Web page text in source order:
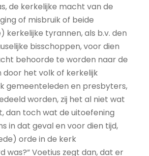
de kerkelijke macht van de
of misbruik of beide
kerkelijke tyrannen, als b.v. den
bisschoppen, voor dien
behoorde te worden naar de
door het volk of kerkelijk
gemeenteleden en presbyters,
worden, zij het al niet wat
dan toch wat de uitoefening
in dat geval en voor dien tijd,
orde in de kerk
was?” Voetius zegt dan, dat er